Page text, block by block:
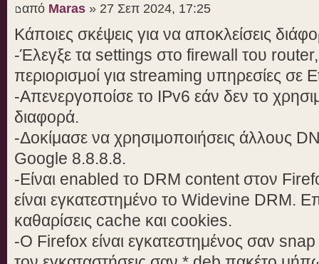
από Maras » 27 Σεπ 2024, 17:25
Κάποιες σκέψεις για να αποκλείσεις
-Έλεγξε τα settings στο firewall του
περιορισμοί για streaming υπηρεσίες σε
-Απενεργοποίσε το IPv6 εάν δεν το
διαφορά.
-Δοκίμασε να χρησιμοποιήσεις άλλους
Google 8.8.8.8.
-Είναι enabled το DRM content στον
είναι εγκατεστημένο το Widevine DRM.
καθαρίσεις cache και cookies.
-Ο Firefox είναι εγκατεστημένος σαν